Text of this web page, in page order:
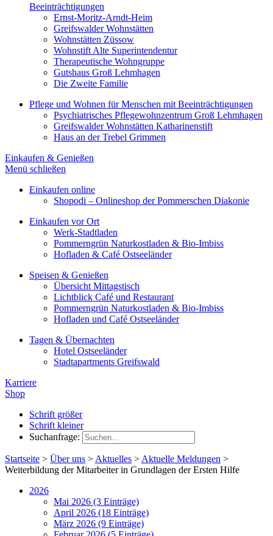
Beeinträchtigungen
Ernst-Moritz-Arndt-Heim
Greifswalder Wohnstätten
Wohnstätten Züssow
Wohnstift Alte Superintendentur
Therapeutische Wohngruppe
Gutshaus Groß Lehmhagen
Die Zweite Familie
Pflege und Wohnen für Menschen mit Beeinträchtigungen
Psychiatrisches Pflegewohnzentrum Groß Lehmhagen
Greifswalder Wohnstätten Katharinenstift
Haus an der Trebel Grimmen
Einkaufen & Genießen
Menü schließen
Einkaufen online
Shopodi – Onlineshop der Pommerschen Diakonie
Einkaufen vor Ort
Werk-Stadtladen
Pommerngrün Naturkostladen & Bio-Imbiss
Hofladen & Café Ostseeländer
Speisen & Genießen
Übersicht Mittagstisch
Lichtblick Café und Restaurant
Pommerngrün Naturkostladen & Bio-Imbiss
Hofladen und Café Ostseeländer
Tagen & Übernachten
Hotel Ostseeländer
Stadtapartments Greifswald
Karriere
Shop
Schrift größer
Schrift kleiner
Suchanfrage:
Startseite > Über uns > Aktuelles > Aktuelle Meldungen >
Weiterbildung der Mitarbeiter in Grundlagen der Ersten Hilfe
2026
Mai 2026 (3 Einträge)
April 2026 (18 Einträge)
März 2026 (9 Einträge)